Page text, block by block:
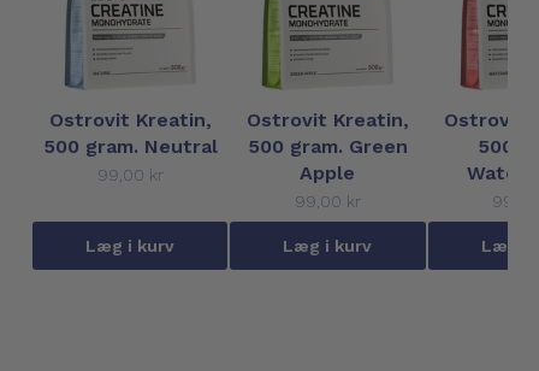
Ostrovit Kreatin,
500 gram. Neutral
99,00 kr
Læg i kurv
Ostrovit Kreatin,
500 gram. Green
Apple
99,00 kr
Læg i kurv
Ostrovit
500
Læg i